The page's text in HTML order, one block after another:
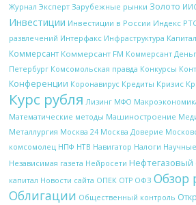
Журнал Эксперт Зарубежные рынки Золото
Инвестиции Инвестиции в России Индекс
развлечений Интерфакс Инфраструктура Капитал
Коммерсант Коммерсант FM Коммерсант
Петербург Комсомольская правда Конкурсы
Конференции Коронавирус Кредиты Кризис
Курс рубля Лизинг МФО
Математические методы Машиностроение
Металлургия Москва 24 Москва Доверие
комсомолец НПФ НТВ Навигатор Налоги
Независимая газета Нейросети Нефтегазовый
капитал Новости сайта ОПЕК ОТР ОФЗ Обзор
Облигации Общественный контроль